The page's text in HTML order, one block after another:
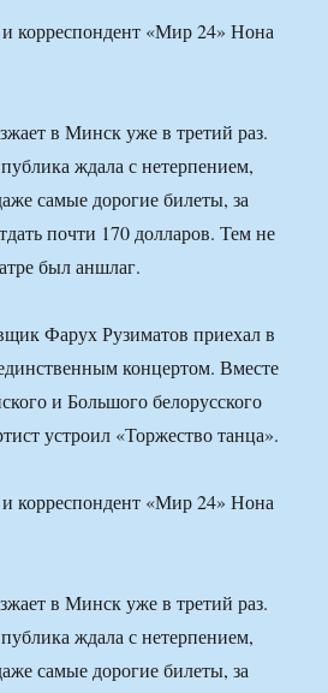
корреспондент «Мир 24» Нона
в Минск уже в третий раз.
ждала с нетерпением,
самые дорогие билеты, за
почти 170 долларов. Тем не
был аншлаг.
Фарух Рузиматов приехал в
концертом. Вместе
и Большого белорусского
устроил «Торжество танца».
корреспондент «Мир 24» Нона
в Минск уже в третий раз.
ждала с нетерпением,
самые дорогие билеты, за